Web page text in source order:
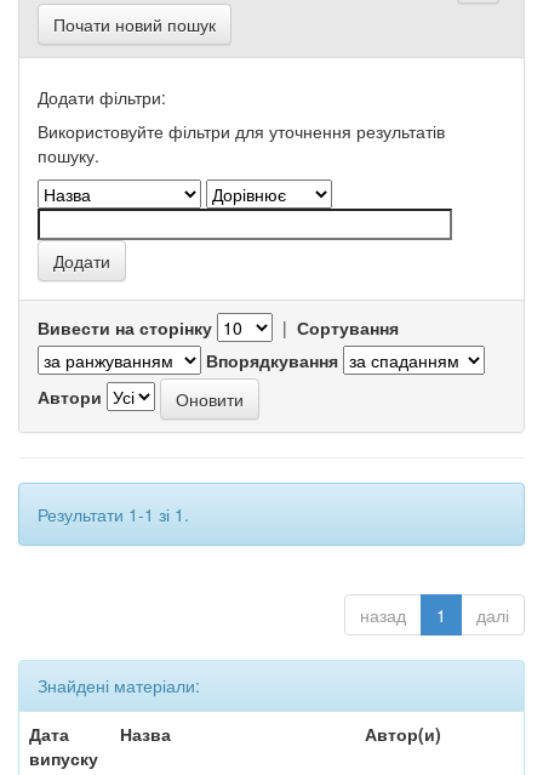
Почати новий пошук
Додати фільтри:
Використовуйте фільтри для уточнення результатів
пошуку.
Вивести на сторінку | Сортування
Впорядкування
Автори
Результати 1-1 зі 1.
назад 1 далі
Знайдені матеріали:
Дата
випуску
Назва Автор(и)